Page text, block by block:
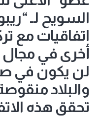
السويح لـ
اتفاقيات مع
أخرى في مجال
لن يكون في
والبلاد
تحقق هذه